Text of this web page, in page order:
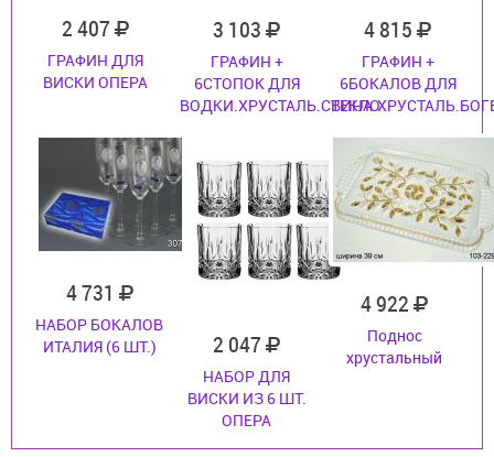
2 407
ГРАФИН ДЛЯ
ВИСКИ ОПЕРА
3 103
ГРАФИН +
6СТОПОК ДЛЯ
ВОДКИ.ХРУСТАЛЬ.СТЕКЛО
4 815
ГРАФИН +
6БОКАЛОВ ДЛЯ
4 731
НАБОР БОКАЛОВ
ИТАЛИЯ (6 ШТ.)
2 047
НАБОР ДЛЯ
ВИСКИ ИЗ 6 ШТ.
ОПЕРА
4 922
Поднос
хрустальный